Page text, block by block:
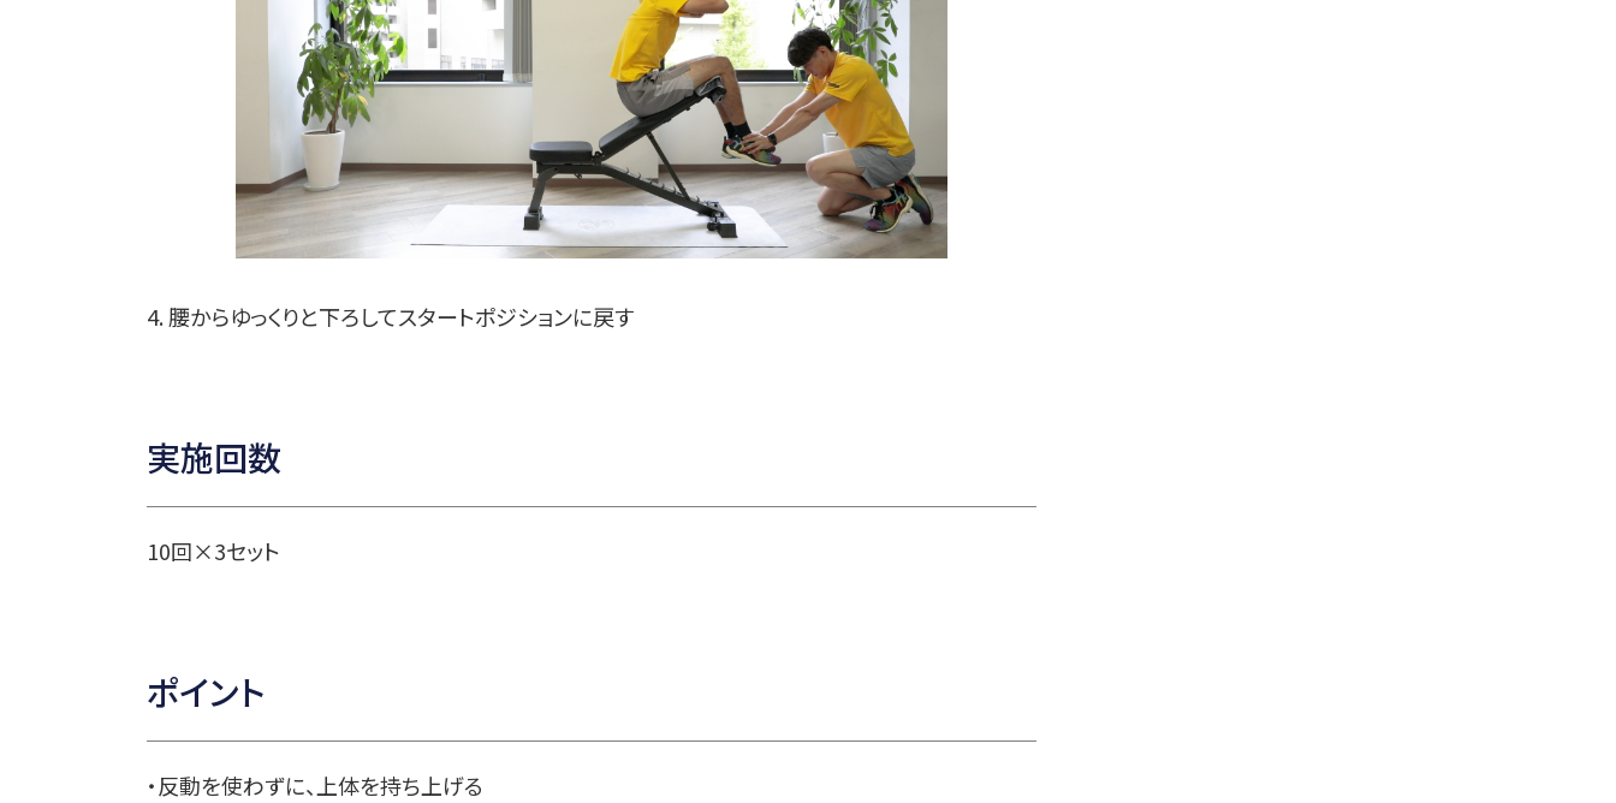
4. 腰からゆっくりと下ろしてスタートポジションに戻す
実施回数
10回×3セット
ポイント
・反動を使わずに、上体を持ち上げる